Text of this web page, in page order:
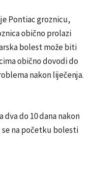
Pontiac groznicu,
obično prolazi
bolest može biti
obično dovodi do
nakon liječenja.
dva do 10 dana nakon
na početku bolesti